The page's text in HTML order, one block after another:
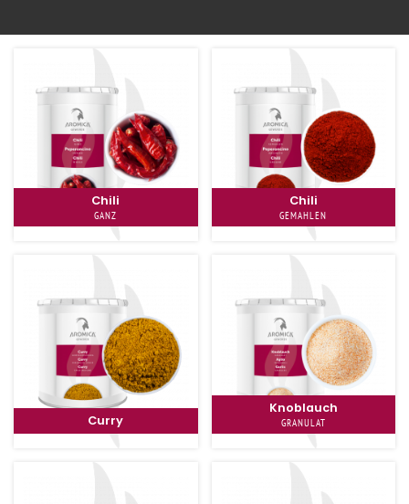
Chili
GANZ
Chili
GEMAHLEN
Curry
Knoblauch
GRANULAT